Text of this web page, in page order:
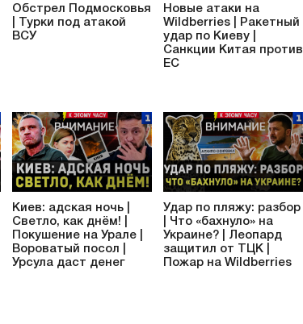
Обстрел Подмосковья
| Турки под атакой
ВСУ
Новые атаки на
Wildberries | Ракетный
удар по Киеву |
Санкции Китая против
ЕС
Киев: адская ночь |
Светло, как днём! |
Покушение на Урале |
Вороватый посол |
Урсула даст денег
Удар по пляжу: разбор
| Что «бахнуло» на
Украине? | Леопард
защитил от ТЦК |
Пожар на Wildberries